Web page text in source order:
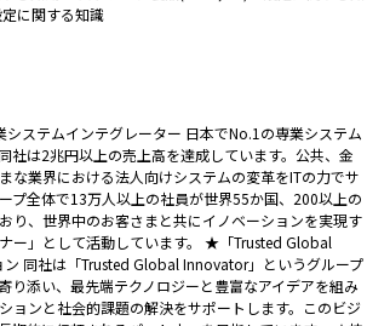
に関する知識
ステムインテグレーター 日本でNo.1の専業システム
社は2兆円以上の売上高を達成しています。公共、金
な業界における法人向けシステムの変革をITの力でサ
プ全体で13万人以上の社員が世界55か国、200以上の
り、世界中のお客さまと共にイノベーションを実現す
ー」として活動しています。 ★「Trusted Global
同社は「Trusted Global Innovator」というグループ
り添い、最先端テクノロジーと豊富なアイデアを組み
ョンと社会的課題の解決をサポートします。このビジ